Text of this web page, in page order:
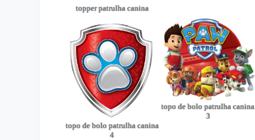
topper patrulha canina
topo de bolo patrulha canina
4
topo de bolo patrulha canina
3